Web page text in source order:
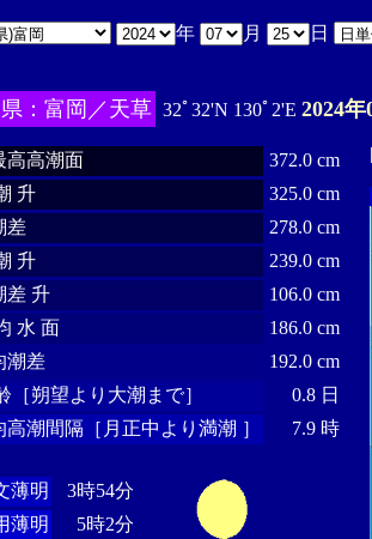
年 月 日
：富岡／天草 32ﾟ32'N 130ﾟ2'E 2024
高高潮面
372.0 cm
升
325.0 cm
差
278.0 cm
升
239.0 cm
差 升
106.0 cm
水 面
186.0 cm
潮差
192.0 cm
［朔望より大潮まで］
0.8 日
高潮間隔［月正中より満潮 ］
7.9 時
薄明
3時54分
薄明
5時2分